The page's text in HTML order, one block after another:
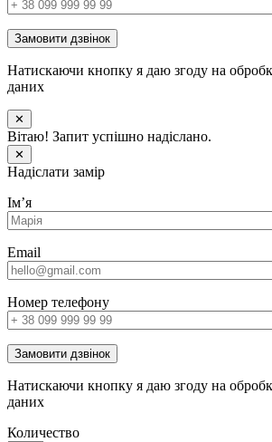
Замовити дзвінок
Натискаючи кнопку я даю згоду на
даних
✕
Вітаю! Запит успішно надіслано.
✕
Надіслати замір
Імʼя
Email
Номер телефону
Замовити дзвінок
Натискаючи кнопку я даю згоду на
даних
Количество